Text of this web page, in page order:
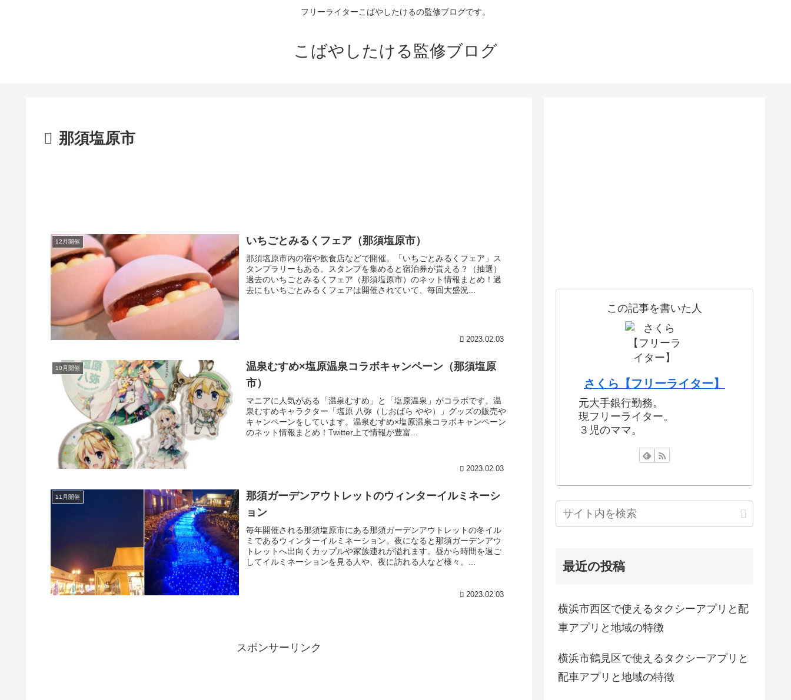
フリーライターこばやしたけるの監修ブログです。
こばやしたける監修ブログ
那須塩原市
12月開催 いちごとみるくフェア（那須塩原市）
那須塩原市内の宿や飲食店などで開催。「いちごとみるくフェア」ス
タンプラリーもある。スタンプを集めると宿泊券が貰える？（抽選）
過去のいちごとみるくフェア（那須塩原市）のネット情報まとめ！過
去にもいちごとみるくフェアは開催されていて、毎回大盛況...
2023.02.03
10月開催
温泉むすめ×塩原温泉コラボキャンペーン（那須塩原
市）
マニアに人気がある「温泉むすめ」と「塩原温泉」がコラボです。温
泉むすめキャラクター「塩原 八弥（しおばら やや）」グッズの販売や
キャンペーンをしています。温泉むすめ×塩原温泉コラボキャンペーン
のネット情報まとめ！Twitter上で情報が豊富...
2023.02.03
11月開催
那須ガーデンアウトレットのウィンターイルミネーシ
ョン
毎年開催される那須塩原市にある那須ガーデンアウトレットの冬イル
ミであるウィンターイルミネーション。夜になると那須ガーデンアウ
トレットへ出向くカップルや家族連れが溢れます。昼から時間を過ご
してイルミネーションを見る人や、夜に訪れる人など様々。...
2023.02.03
スポンサーリンク
この記事を書いた人
さくら【フリーライター】
元大手銀行勤務。
現フリーライター。
３児のママ。
最近の投稿
横浜市西区で使えるタクシーアプリと配
車アプリと地域の特徴
横浜市鶴見区で使えるタクシーアプリと
配車アプリと地域の特徴